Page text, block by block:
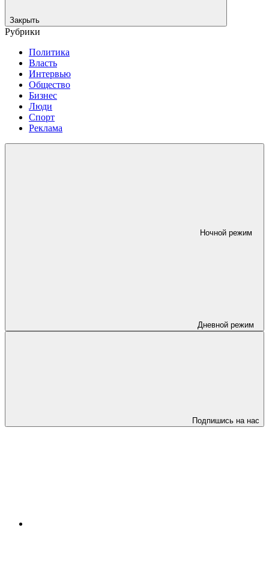
Закрыть
Рубрики
Политика
Власть
Интервью
Общество
Бизнес
Люди
Спорт
Реклама
Ночной режим
Дневной режим
Подпишись на нас